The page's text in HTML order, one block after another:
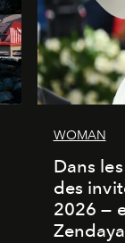
WOMAN
Dans
des
2026 —